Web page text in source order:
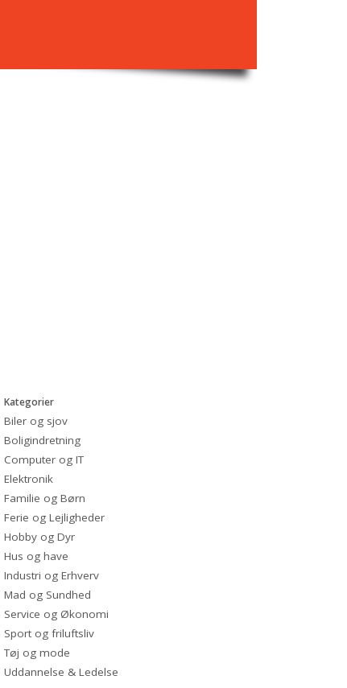
Kategorier
Biler og sjov
Boligindretning
Computer og IT
Elektronik
Familie og Børn
Ferie og Lejligheder
Hobby og Dyr
Hus og have
Industri og Erhverv
Mad og Sundhed
Service og Økonomi
Sport og friluftsliv
Tøj og mode
Uddannelse & Ledelse